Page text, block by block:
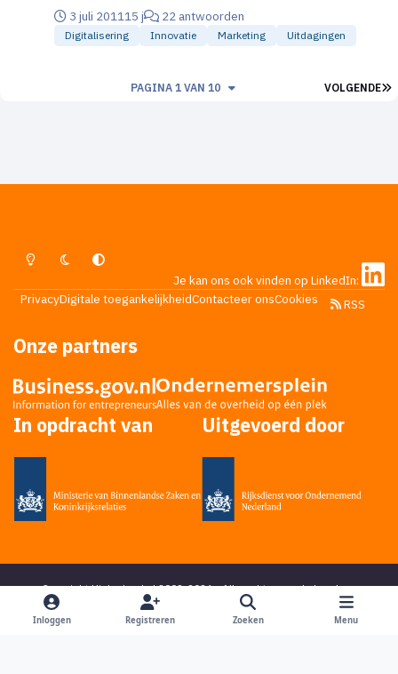
3 juli 201115 j 22 antwoorden
Digitalisering Innovatie Marketing Uitdagingen
VOLGENDE
PAGINA 1 VAN 10
Lichte ModusDonkere ModusSysteemvoorkeur
Je kan ons ook vinden op LinkedIn:
PrivacyDigitale toegankelijkheidContacteer onsCookies RSS
Onze partners
In opdracht van Uitgevoerd door
Copyright Higherlevel.nl 2002-2026 - Alle rechten voorbehouden -
Privacy statement
- Powered by &DoReply
en bedacht door
Inloggen Registreren Zoeken Menu